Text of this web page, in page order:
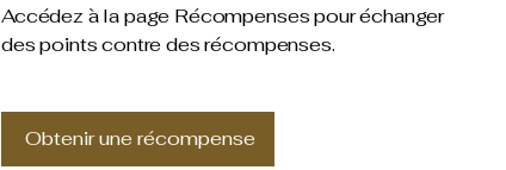
Accédez à la page Récompenses pour échanger
des points contre des récompenses.
Obtenir une récompense